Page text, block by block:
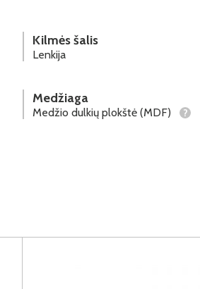
Kilmės šalis
Lenkija
Medžiaga
Medžio dulkių plokštė (MDF) ?